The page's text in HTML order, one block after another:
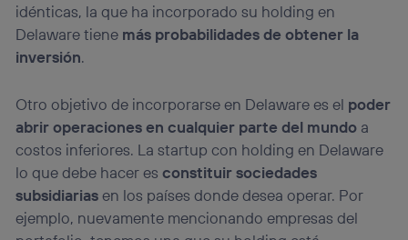
idénticas, la que ha incorporado su holding en
Delaware tiene más probabilidades de obtener la
inversión.
Otro objetivo de incorporarse en Delaware es el poder
abrir operaciones en cualquier parte del mundo a
costos inferiores. La startup con holding en Delaware
lo que debe hacer esconstituir sociedades
subsidiariasen los países donde desea operar. Por
ejemplo, nuevamente mencionando empresas del